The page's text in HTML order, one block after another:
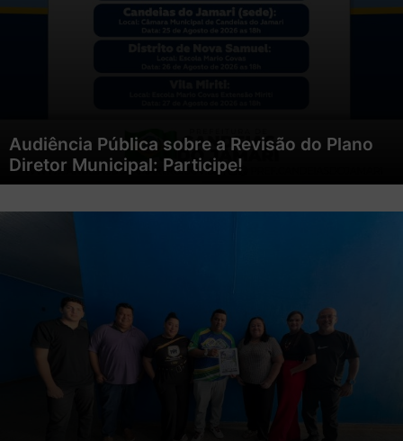
Audiência Pública sobre a Revisão do Plano
Diretor Municipal: Participe!